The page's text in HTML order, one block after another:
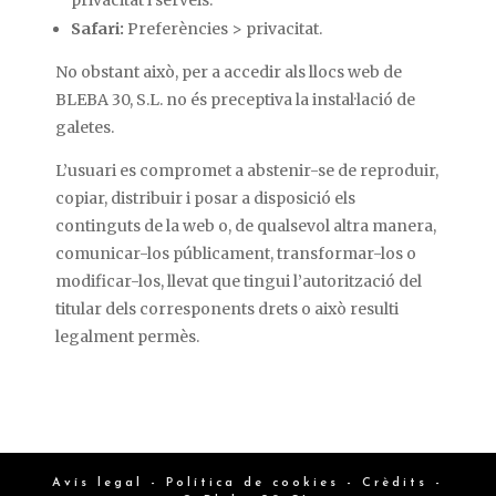
Safari: Preferències > privacitat.
No obstant això, per a accedir als llocs web de
BLEBA 30, S.L. no és preceptiva la instal·lació de
galetes.
L’usuari es compromet a abstenir-se de reproduir,
copiar, distribuir i posar a disposició els
continguts de la web o, de qualsevol altra manera,
comunicar-los públicament, transformar-los o
modificar-los, llevat que tingui l’autorització del
titular dels corresponents drets o això resulti
legalment permès.
Avís legal - Política de cookies -Crèdits
-